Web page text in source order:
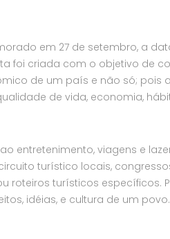
em 27 de setembro, a
foi criada com o objetivo de
de um país e não só; pois
de vida, economia,
entretenimento, viagens e
turístico locais,
roteiros turísticos específicos.
idéias, e cultura de um povo.